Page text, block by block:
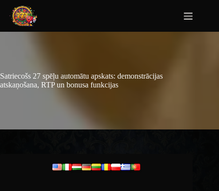
Satriecošs 27 spēļu automātu apskats: demonstrācijas
atskaņošana, RTP un bonusa funkcijas